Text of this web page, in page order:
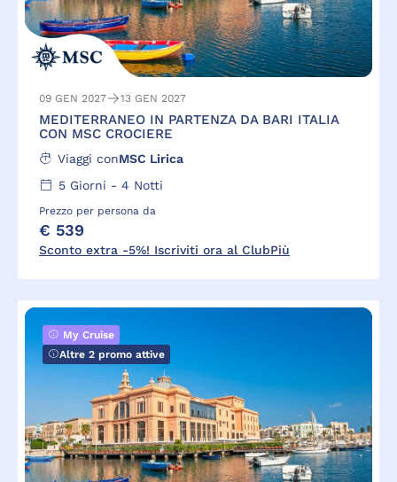
09 GEN 2027 13 GEN 2027
MEDITERRANEO IN PARTENZA DA BARI ITALIA
CON MSC CROCIERE
Viaggi conMSC Lirica
5Giorni - 4 Notti
Prezzo per persona da
€ 539
Sconto extra -5%! Iscriviti ora al ClubPiù
My Cruise
Altre 2 promo attive